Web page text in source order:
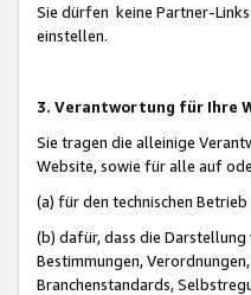
Sie dürfen keine Partner-
einstellen.
3. Verantwortung für Ihre
Sie tragen die alleinige
Website, sowie für alle auf
(a) für den technischen
(b) dafür, dass die
Bestimmungen,
Branchenstandards,